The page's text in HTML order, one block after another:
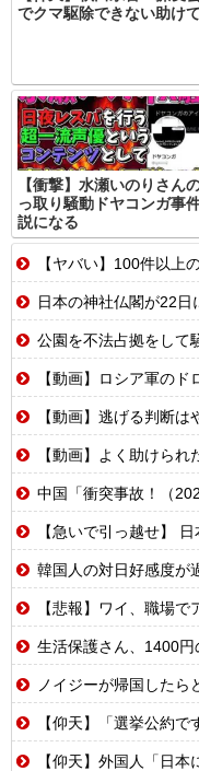
でクマ駆除できない助け
【衝撃】水瀬いのりさん
っ取り騒動ドヤコンガ事
説になる
【ヤバい】100件以上の窃
日本の神社仏閣が22日
公園を不法占拠をして騒音
【動画】ロシア軍のドロ
【動画】逃げる判断はやっ！
【動画】よく助けられた
中国「衝突事故！（2025年」中国軍と中国海警局「フィリピン
【急いで引っ越せ】 日本人が
韓国人の対日好感度が過去最高に、
【悲報】ワイ、職場で
生活保護さん、1400円
ノイジーが帰国したらど
【仰天】「選挙公約ですが、、、?」高
【仰天】外国人「日本に夢中